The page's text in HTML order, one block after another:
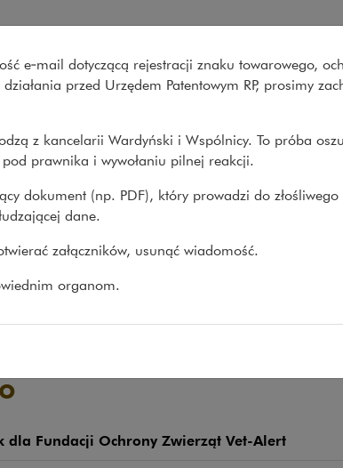
Co robimy O nas Nasze
dla Fundacji Ochrony Zwierząt Vet-Alert
e‑mail dotyczącą rejestracji znaku towarowego,
przed Urzędem Patentowym RP, prosimy
z kancelarii Wardyński i Wspólnicy. To próba
prawnika i wywołaniu pilnej reakcji.
dokument (np. PDF), który prowadzi do złośliwego
dane.
załączników, usunąć wiadomość.
organom.